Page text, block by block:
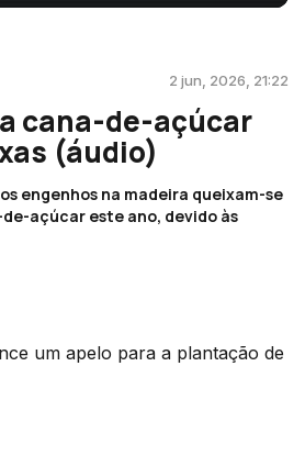
2 jun, 2026, 21:22
cana-de-açúcar
(áudio)
engenhos na madeira queixam-se
açúcar este ano, devido às
um apelo para a plantação de